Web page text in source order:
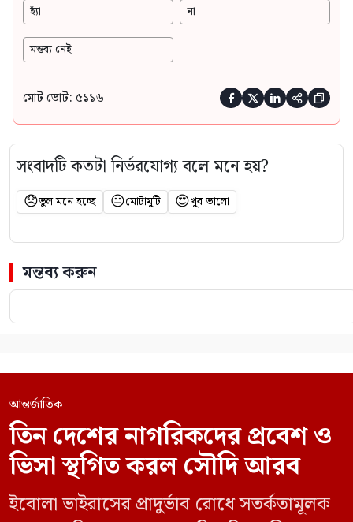
হ্যাঁ না
মন্তব্য নেই
মোট ভোট: ৫১১৬     
সংবাদটি কতটা নির্ভরযোগ্য বলে মনে হয়?
😞ভুল মনে হচ্ছে 😐মোটামুটি 😍খুব ভালো
মন্তব্য করুন
আন্তর্জাতিক
তিন দেশের নাগরিকদের প্রবেশ ও
ভিসা স্থগিত করল সৌদি আরব
ইবোলা ভাইরাসের প্রাদুর্ভাব রোধে সতর্কতামূলক